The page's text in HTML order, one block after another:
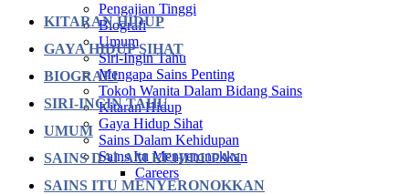
Pengajian Tinggi
Biografi
Umum
Siri-Ingin Tahu
Mengapa Sains Penting
Tokoh Wanita Dalam Bidang Sains
Kitaran Hidup
Gaya Hidup Sihat
Sains Dalam Kehidupan
Sains Itu Menyeronokkan
Careers
KITARAN HIDUP
GAYA HIDUP SIHAT
BIOGRAFI
SIRI-INGIN TAHU
UMUM
SAINS DALAM KEHIDUPAN
SAINS ITU MENYERONOKKAN